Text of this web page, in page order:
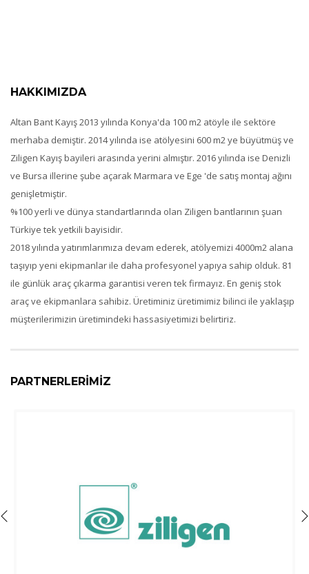
HAKKIMIZDA
Altan Bant Kayış 2013 yılında Konya'da 100 m2 atöyle ile sektöre
merhaba demiştir. 2014 yılında ise atölyesini 600 m2 ye büyütmüş ve
Ziligen Kayış bayileri arasında yerini almıştır. 2016 yılında ise Denizli
ve Bursa illerine şube açarak Marmara ve Ege 'de satış montaj ağını
genişletmiştir.
%100 yerli ve dünya standartlarında olan Ziligen bantlarının şuan
Türkiye tek yetkili bayisidir.
2018 yılında yatırımlarımıza devam ederek, atölyemizi 4000m2 alana
taşıyıp yeni ekipmanlar ile daha profesyonel yapıya sahip olduk. 81
ile günlük araç çıkarma garantisi veren tek firmayız. En geniş stok
araç ve ekipmanlara sahibiz. Üretiminiz üretimimiz bilinci ile yaklaşıp
müşterilerimizin üretimindeki hassasiyetimizi belirtiriz.
PARTNERLERİMİZ